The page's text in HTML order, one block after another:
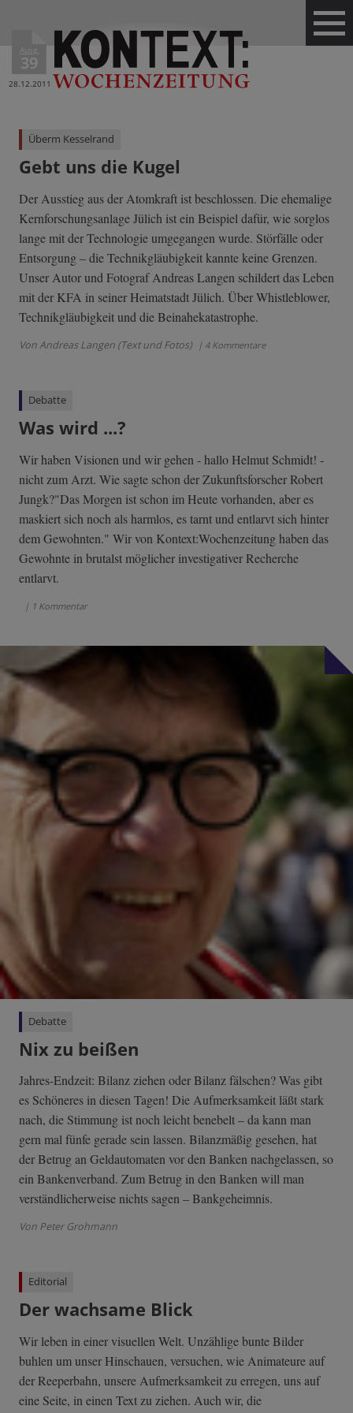
Ausg.
39
28.12.2011
Überm Kesselrand
Gebt uns die Kugel
Der Ausstieg aus der Atomkraft ist beschlossen. Die ehemalige
Kernforschungsanlage Jülich ist ein Beispiel dafür, wie sorglos
lange mit der Technologie umgegangen wurde. Störfälle oder
Entsorgung – die Technikgläubigkeit kannte keine Grenzen.
Unser Autor und Fotograf Andreas Langen schildert das Leben
mit der KFA in seiner Heimatstadt Jülich. Über Whistleblower,
Technikgläubigkeit und die Beinahekatastrophe.
Von Andreas Langen (Text und Fotos) | 4 Kommentare
Debatte
Was wird ...?
Wir haben Visionen und wir gehen - hallo Helmut Schmidt! -
nicht zum Arzt. Wie sagte schon der Zukunftsforscher Robert
Jungk?"Das Morgen ist schon im Heute vorhanden, aber es
maskiert sich noch als harmlos, es tarnt und entlarvt sich hinter
dem Gewohnten." Wir von Kontext:Wochenzeitung haben das
Gewohnte in brutalst möglicher investigativer Recherche
entlarvt.
| 1 Kommentar
Debatte
Nix zu beißen
Jahres-Endzeit: Bilanz ziehen oder Bilanz fälschen? Was gibt
es Schöneres in diesen Tagen! Die Aufmerksamkeit läßt stark
nach, die Stimmung ist noch leicht benebelt – da kann man
gern mal fünfe gerade sein lassen. Bilanzmäßig gesehen, hat
der Betrug an Geldautomaten vor den Banken nachgelassen, so
ein Bankenverband. Zum Betrug in den Banken will man
verständlicherweise nichts sagen – Bankgeheimnis.
Von Peter Grohmann
Editorial
Der wachsame Blick
Wir leben in einer visuellen Welt. Unzählige bunte Bilder
buhlen um unser Hinschauen, versuchen, wie Animateure auf
der Reeperbahn, unsere Aufmerksamkeit zu erregen, uns auf
eine Seite, in einen Text zu ziehen. Auch wir, die